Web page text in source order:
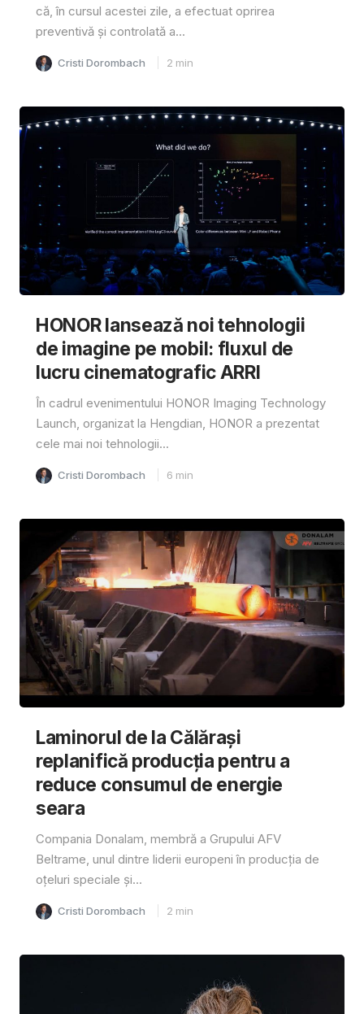
că, în cursul acestei zile, a efectuat oprirea
preventivă și controlată a...
Cristi Dorombach 2 min
HONOR lansează noi tehnologii
de imagine pe mobil: fluxul de
lucru cinematografic ARRI
În cadrul evenimentului HONOR Imaging Technology
Launch, organizat la Hengdian, HONOR a prezentat
cele mai noi tehnologii...
Cristi Dorombach 6 min
Laminorul de la Călărași
replanifică producția pentru a
reduce consumul de energie
seara
Compania Donalam, membră a Grupului AFV
Beltrame, unul dintre liderii europeni în producția de
oțeluri speciale și...
Cristi Dorombach 2 min